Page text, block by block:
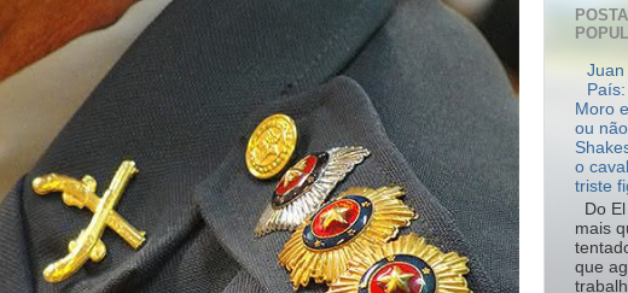
Juan
Moro
ou
o
triste
Do
mais
que